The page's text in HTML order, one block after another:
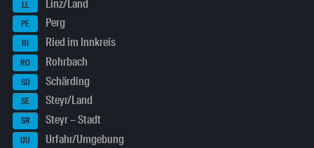
LL Linz/Land
PE Perg
RI Ried im Innkreis
RO Rohrbach
SD Schärding
SE Steyr/Land
SR Steyr – Stadt
UU Urfahr/Umgebung